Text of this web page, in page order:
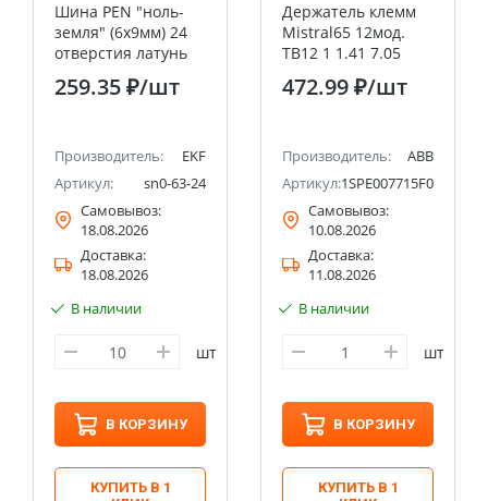
Шина PEN "ноль-
земля" (6х9мм) 24
отверстия латунь
крепеж по центру
EKF PROxima
259.35 ₽/шт
Производитель:
EKF
Артикул:
sn0-63-24
Самовывоз:
18.08.2026
Доставка:
18.08.2026
В наличии
шт
В КОРЗИНУ
КУПИТЬ В 1
Держатель клемм
Mistral65 12мод.
TB12 1 1.41 7.05
472.99 ₽/шт
Производитель:
ABB
Артикул:1SPE007715F0752
Самовывоз:
10.08.2026
Доставка:
11.08.2026
В наличии
шт
В КОРЗИНУ
КУПИТЬ В 1